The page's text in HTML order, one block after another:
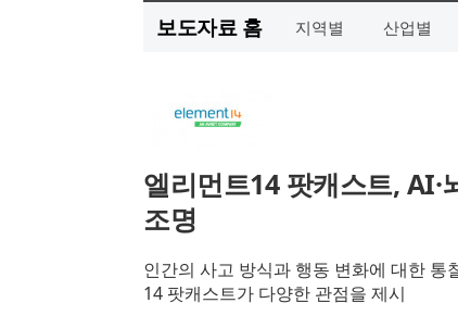
보도자료 홈 지역별 산업별
엘리먼트14 팟캐스트, AI·
조명
인간의 사고 방식과 행동 변화에 대한
14 팟캐스트가 다양한 관점을 제시